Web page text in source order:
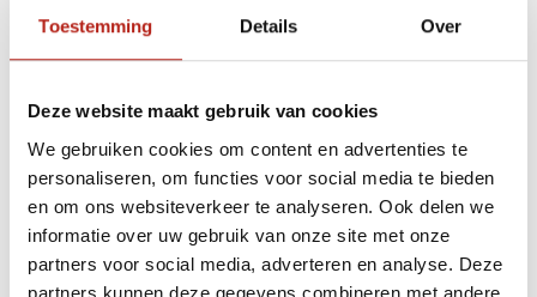
Toestemming Details Over
Deze website maakt gebruik van cookies
We gebruiken cookies om content en advertenties te
personaliseren, om functies voor social media te bieden
en om ons websiteverkeer te analyseren. Ook delen we
informatie over uw gebruik van onze site met onze
partners voor social media, adverteren en analyse. Deze
partners kunnen deze gegevens combineren met andere
Apply filters
Producten getagd met
2CM Rood
Producten